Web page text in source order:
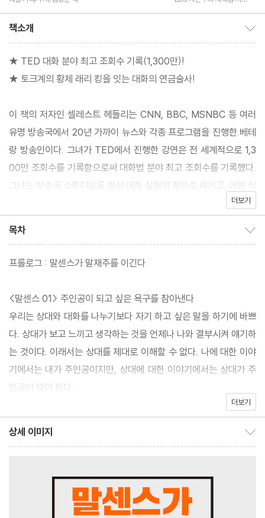
책소개
★ TED 대화 분야 최고 조회수 기록(1,300만)!
★ 토크계의 황제 래리 킹을 잇는 대화의 연금술사!
이 책의 저자인 셀레스트 헤들리는 CNN, BBC, MSNBC 등 여러
유명 방송국에서 20년 가까이 뉴스와 각종 프로그램을 진행한 베테
랑 방송인이다. 그녀가 TED에서 진행한 강연은 전 세계적으로 1,3
00만 조회수를 기록함으로써 대화법 분야 최고 조회수를 기록했다.
그녀는 방송국 스튜디오를 항상 대화 실험의 장으로 여기고, 어떤 식
으로 대화를 나눠야 사람들과의 소통이 보다 훌륭하게 될 수 있는지
그녀가 이 책에서 제시하는 내용은 단순히 말솜씨나 말재주를 향상
시키기 위한 대화술이 아니다. 대신 저자는 상대가 누구이든, 어떤
화의 원칙들을 지킨다면 말재주가 부족하더라도 얼마든지 진실되고
훌륭한 대화를 나눌 수 있게 될 것이며, 유쾌하고 기분 좋은 소통이
가능하게 될 것이다.
더보기
목차
프롤로그 : 말센스가 말재주를 이긴다
<말센스 01> 주인공이 되고 싶은 욕구를 참아낸다
우리는 상대와 대화를 나누기보다 자기 하고 싶은 말을 하기에 바쁘
다. 상대가 보고 느끼고 생각하는 것을 언제나 나와 결부시켜 얘기하
는 것이다. 이래서는 상대를 제대로 이해할 수 없다. 나에 대한 이야
기에서는 내가 주인공이지만, 상대에 대한 이야기에서는 상대가 주
인공이 돼야 한다.
그 이유는 두 가지인데, 하나는 상대에게 충고나 조언을 함으로써 그
사람을 통제하고 싶은 것이고(통제병), 다른 하나는 그렇게 함으로
써 상대로부터 관심이나 인정을 받고 싶은 것이다(관심병).
<말센스 03> 질문을 통해 관심과 사랑을 표현한다
상대에게 질문을 하라. 감명 깊게 읽은 책은 무엇이며, 가고 싶은 여
더보기
상세 이미지